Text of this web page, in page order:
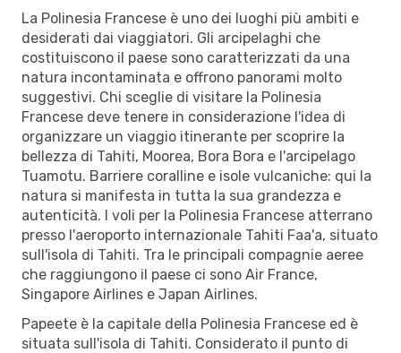
La Polinesia Francese è uno dei luoghi più ambiti e
desiderati dai viaggiatori. Gli arcipelaghi che
costituiscono il paese sono caratterizzati da una
natura incontaminata e offrono panorami molto
suggestivi. Chi sceglie di visitare la Polinesia
Francese deve tenere in considerazione l'idea di
organizzare un viaggio itinerante per scoprire la
bellezza di Tahiti, Moorea, Bora Bora e l'arcipelago
Tuamotu. Barriere coralline e isole vulcaniche: qui la
natura si manifesta in tutta la sua grandezza e
autenticità. I voli per la Polinesia Francese atterrano
presso l'aeroporto internazionale Tahiti Faa'a, situato
sull'isola di Tahiti. Tra le principali compagnie aeree
che raggiungono il paese ci sono Air France,
Singapore Airlines e Japan Airlines.
Papeete è la capitale della Polinesia Francese ed è
situata sull'isola di Tahiti. Considerato il punto di